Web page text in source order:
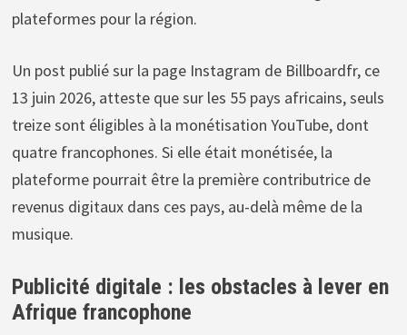
plateformes pour la région.
Un post publié sur la page Instagram de Billboardfr, ce
13 juin 2026, atteste que sur les 55 pays africains, seuls
treize sont éligibles à la monétisation YouTube, dont
quatre francophones. Si elle était monétisée, la
plateforme pourrait être la première contributrice de
revenus digitaux dans ces pays, au-delà même de la
musique.
Publicité digitale : les obstacles à lever en
Afrique francophone